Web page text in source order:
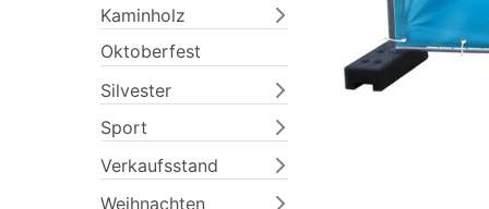
Kaminholz
Oktoberfest
Silvester
Sport
Verkaufsstand
Weihnachten